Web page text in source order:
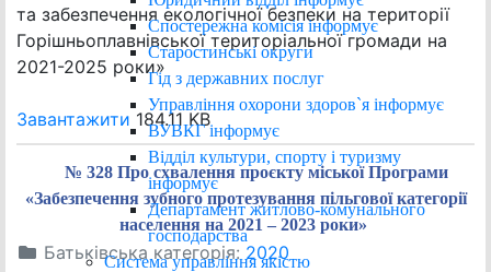
Спостережна комісія інформує
Старостинські округи
Гід з державних послуг
Управління охорони здоров`я інформує
ВУВКГ інформує
Відділ культури, спорту і туризму
інформує
Департамент житлово-комунального
господарства
Система управління якістю
та забезпечення екологічної безпеки на території
Горішньоплавнівської територіальної громади на
2021-2025 роки»
Завантажити 184.11 KB
№ 328 Про схвалення проєкту міської Програми
«Забезпечення зубного протезування пільгової категорії
населення на 2021 – 2023 роки»
Батьківська категорія: 2020